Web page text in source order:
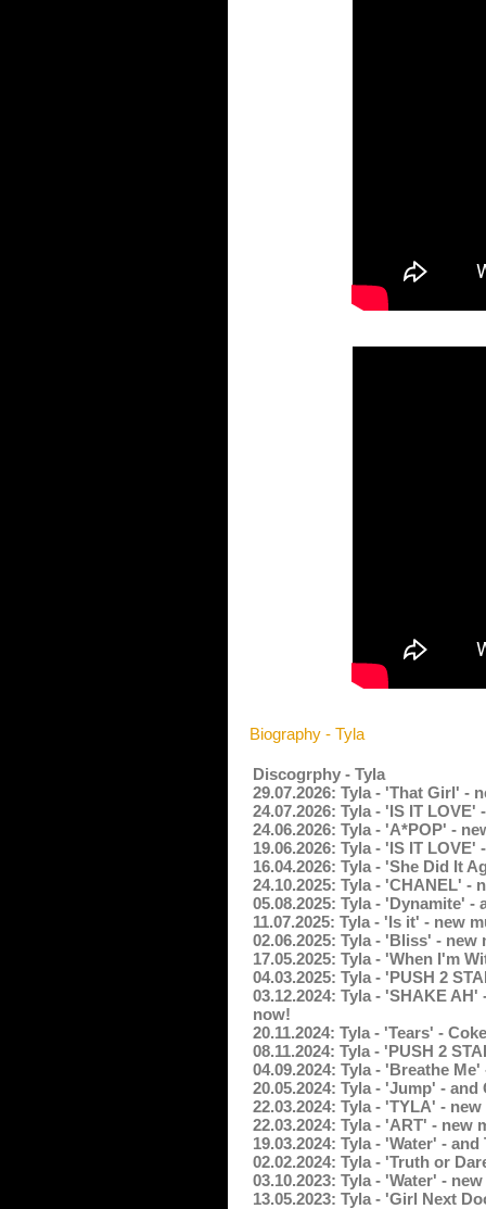
Biography - Tyla
Discogrphy - Tyla
29.07.2026: Tyla - 'That Girl' -
24.07.2026: Tyla - 'IS IT
24.06.2026: Tyla - 'A*POP' -
19.06.2026: Tyla - 'IS IT
16.04.2026: Tyla - 'She Did It
24.10.2025: Tyla - 'CHANEL' -
05.08.2025: Tyla - 'Dynamite'
11.07.2025: Tyla - 'Is it' - new
02.06.2025: Tyla - 'Bliss' -
17.05.2025: Tyla - 'When I'm
04.03.2025: Tyla - 'PUSH 2
03.12.2024: Tyla - 'SHAKE
now!
20.11.2024: Tyla - 'Tears' -
08.11.2024: Tyla - 'PUSH 2
04.09.2024: Tyla - 'Breathe
20.05.2024: Tyla - 'Jump' -
22.03.2024: Tyla - 'TYLA' -
22.03.2024: Tyla - 'ART' - new
19.03.2024: Tyla - 'Water' -
02.02.2024: Tyla - 'Truth or
03.10.2023: Tyla - 'Water' -
13.05.2023: Tyla - 'Girl Next